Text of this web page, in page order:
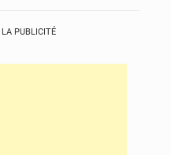
PUBLICITÉ